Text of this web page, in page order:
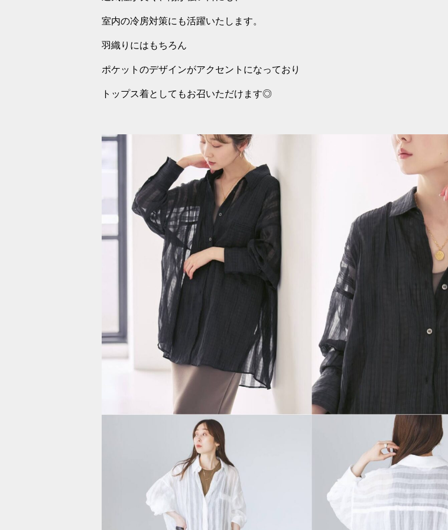
室内の冷房対策にも活躍いたします。
羽織りにはもちろん
ポケットのデザインがアクセントになっており
トップス着としてもお召いただけます◎